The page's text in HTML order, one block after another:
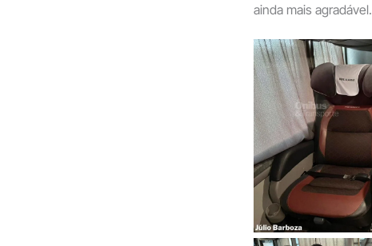
ainda mais agradável.